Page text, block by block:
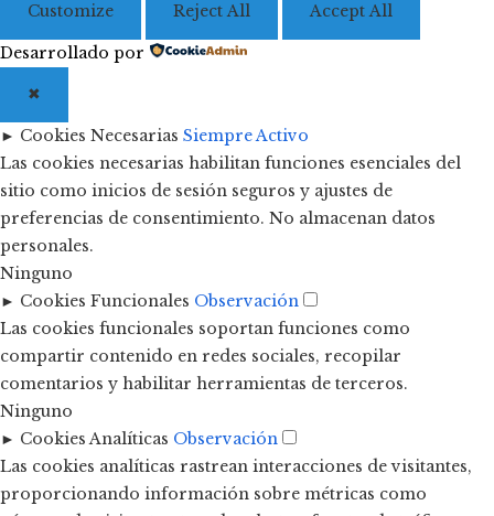
Customize Reject All Accept All
Desarrollado por
✖
► Cookies Necesarias Siempre Activo
Las cookies necesarias habilitan funciones esenciales del
sitio como inicios de sesión seguros y ajustes de
preferencias de consentimiento. No almacenan datos
personales.
Ninguno
► Cookies Funcionales Observación
Las cookies funcionales soportan funciones como
compartir contenido en redes sociales, recopilar
comentarios y habilitar herramientas de terceros.
Ninguno
► Cookies Analíticas Observación
Las cookies analíticas rastrean interacciones de visitantes,
proporcionando información sobre métricas como